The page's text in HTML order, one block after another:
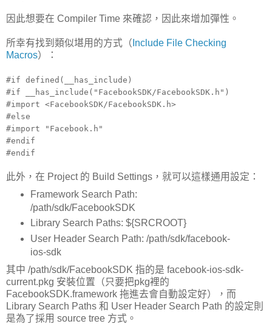
因此想要在 Compiler Time 來確認，因此來增加彈性。
所幸有找到類似堪用的方式（ Include File Checking
Macros）：
#if defined(__has_include)
#if __has_include("FacebookSDK/FacebookSDK.h")
#import <FacebookSDK/FacebookSDK.h>
#else
#import "Facebook.h"
#endif
#endif
此外，在 Project 的 Build Settings，就可以這樣通用設定：
Framework Search Path:
/path/sdk/FacebookSDK
Library Search Paths: ${SRCROOT}
User Header Search Path: /path/sdk/facebook-
ios-sdk
其中 /path/sdk/FacebookSDK 指的是 facebook-ios-sdk-
current.pkg 安裝位置（只要把pkg裡的
FacebookSDK.framework 拖進去會自動設定好），而
Library Search Paths 和 User Header Search Path 的設定則
是為了採用 source tree 方式。